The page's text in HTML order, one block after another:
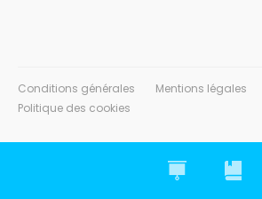
Conditions générales
Mentions légales
Politique des cookies